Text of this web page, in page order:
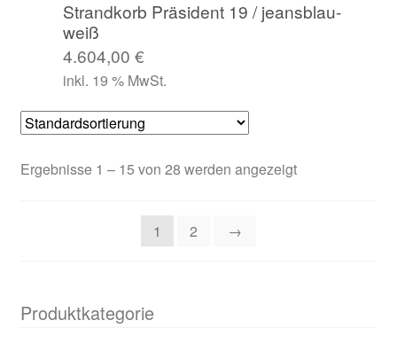
Strandkorb Präsident 19 / jeansblau-
weiß
4.604,00 €
inkl. 19 % MwSt.
Ergebnisse 1 – 15 von 28 werden angezeigt
1 2 →
Produktkategorie